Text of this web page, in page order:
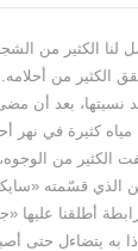
لنا الكثير من
الكثير من
نسيتها، بعد أن
كثيرة في نهر
الكثير من
الذي قسّمته
أطلقنا عليها
به يتضاءل حتى